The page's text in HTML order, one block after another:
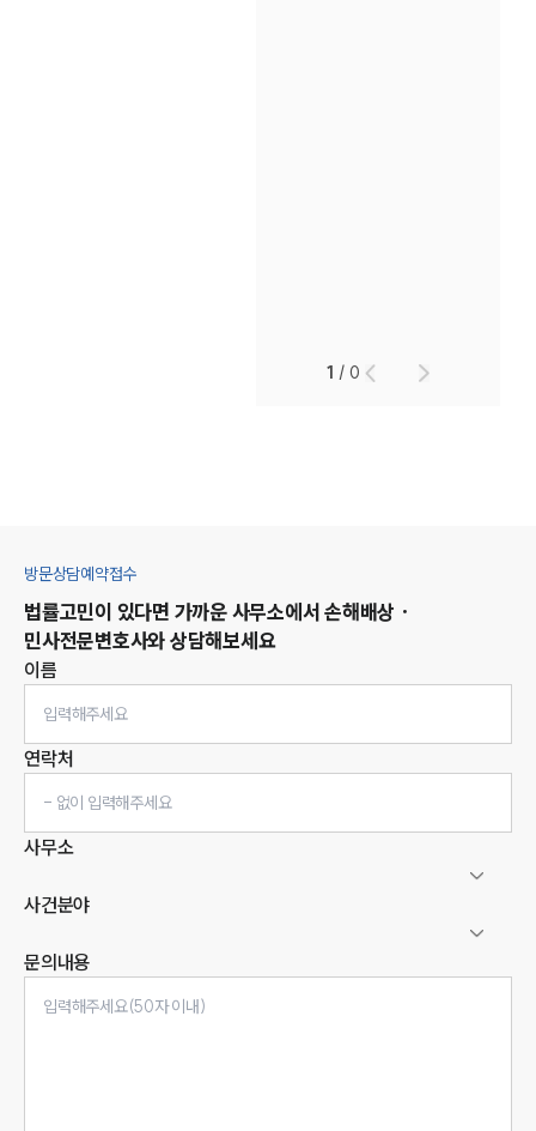
1 /0
방문상담예약접수
법률고민이 있다면 가까운 사무소에서 손해배상 ·
민사전문변호사와 상담해보세요
이름
연락처
사무소
사건분야
문의내용